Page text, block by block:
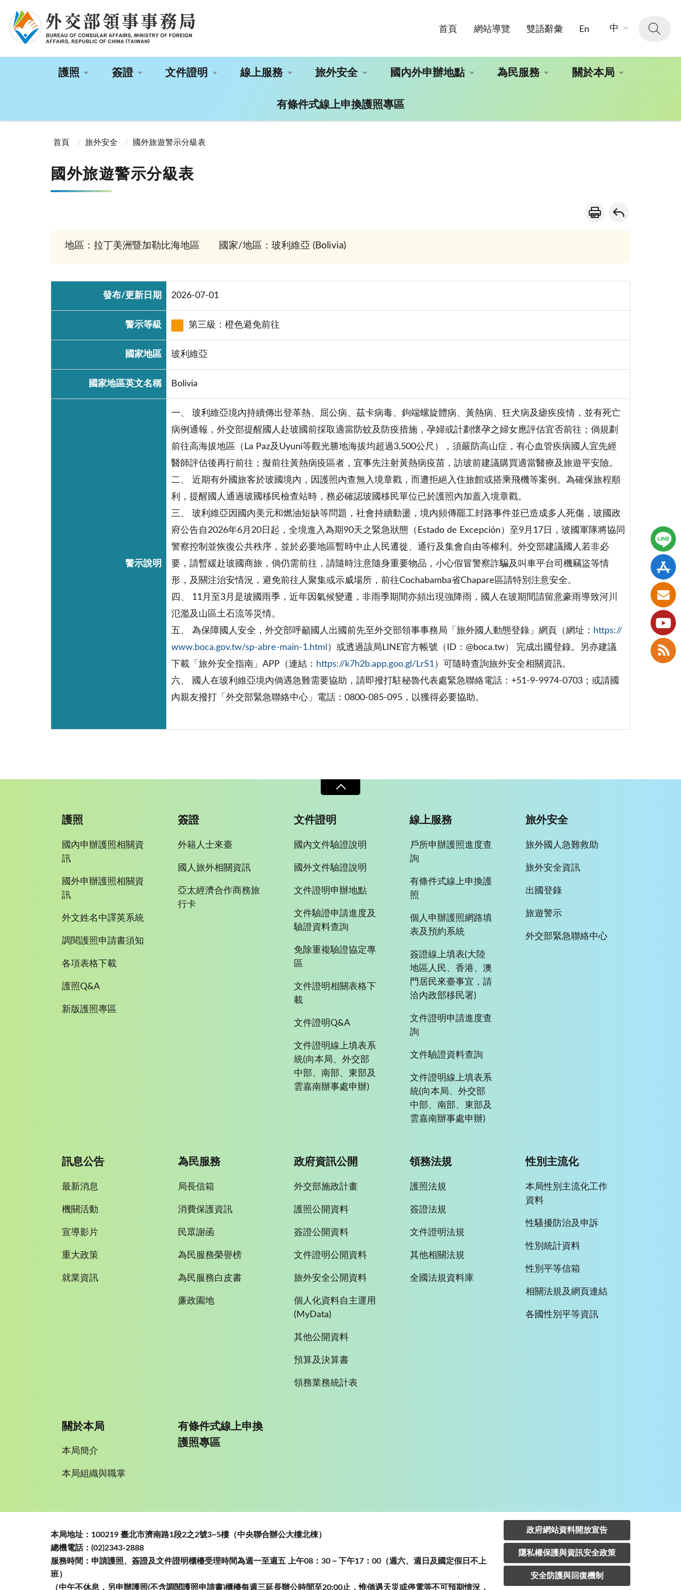
首頁 網站導覽 雙語辭彙 En 中
護照 簽證 文件證明 線上服務 旅外安全 國內外申辦地點 為民服務 關於本局
有條件式線上申換護照專區
首頁
旅外安全 國外旅遊警示分級表
國外旅遊警示分級表
地區：拉丁美洲暨加勒比海地區 國家/地區：玻利維亞 (Bolivia)
發布/更新日期 2026-07-01
警示等級 第三級：橙色避免前往
國家地區 玻利維亞
國家地區英文名稱 Bolivia
警示說明
一、 玻利維亞境內持續傳出登革熱、屈公病、茲卡病毒、鉤端螺旋體病、黃熱病、狂犬病及瘧疾疫情，並有死亡
病例通報，外交部提醒國人赴玻國前採取適當防蚊及防疫措施，孕婦或計劃懷孕之婦女應評估宜否前往；倘規劃
前往高海拔地區（La Paz及Uyuni等觀光勝地海拔均超過3,500公尺），須嚴防高山症，有心血管疾病國人宜先經
醫師評估後再行前往；擬前往黃熱病疫區者，宜事先注射黃熱病疫苗，訪玻前建議購買適當醫療及旅遊平安險。
二、 近期有外國旅客於玻國境內，因護照內查無入境章戳，而遭拒絕入住旅館或搭乘飛機等案例。為確保旅程順
利，提醒國人通過玻國移民檢查站時，務必確認玻國移民單位已於護照內加蓋入境章戳。
三、 玻利維亞因國內美元和燃油短缺等問題，社會持續動盪，境內頻傳罷工封路事件並已造成多人死傷，玻國政
府公告自2026年6月20日起，全境進入為期90天之緊急狀態（Estado de Excepción）至9月17日，玻國軍隊將協同
警察控制並恢復公共秩序，並於必要地區暫時中止人民遷徙、通行及集會自由等權利。外交部建議國人若非必
要，請暫緩赴玻國商旅，倘仍需前往，請隨時注意隨身重要物品，小心假冒警察詐騙及叫車平台司機竊盜等情
形，及關注治安情況，避免前往人聚集或示威場所，前往Cochabamba省Chapare區請特別注意安全。
四、 11月至3月是玻國雨季，近年因氣候變遷，非雨季期間亦頻出現強降雨，國人在玻期間請留意豪雨導致河川
氾濫及山區土石流等災情。
五、 為保障國人安全，外交部呼籲國人出國前先至外交部領事事務局「旅外國人動態登錄」網頁（網址：
https://
www.boca.gov.tw/sp-abre-main-1.html ）或透過該局LINE官方帳號（ID：@boca.tw） 完成出國登錄。另亦建議
下載「旅外安全指南」APP（連結：
https://k7h2b.app.goo.gl/LrS1）可隨時查詢旅外安全相關資訊。
六、 國人在玻利維亞境內倘遇急難需要協助，請即撥打駐秘魯代表處緊急聯絡電話：+51-9-9974-0703；或請國
內親友撥打「外交部緊急聯絡中心」電話：0800-085-095，以獲得必要協助。
護照
國內申辦護照相關資
訊
國外申辦護照相關資
訊
外文姓名中譯英系統
調閱護照申請書須知
各項表格下載
護照Q&A
新版護照專區
簽證
外籍人士來臺
國人旅外相關資訊
亞太經濟合作商務旅
行卡
文件證明
國內文件驗證說明
國外文件驗證說明
文件證明申辦地點
文件驗證申請進度及
驗證資料查詢
免除重複驗證協定專
區
文件證明相關表格下
載
文件證明Q&A
文件證明線上填表系
統(向本局、外交部
中部、南部、東部及
雲嘉南辦事處申辦)
線上服務
戶所申辦護照進度查
詢
有條件式線上申換護
照
個人申辦護照網路填
表及預約系統
簽證線上填表(大陸
地區人民、香港、澳
門居民來臺事宜，請
洽內政部移民署)
文件證明申請進度查
詢
文件驗證資料查詢
文件證明線上填表系
統(向本局、外交部
中部、南部、東部及
雲嘉南辦事處申辦)
旅外安全
旅外國人急難救助
旅外安全資訊
出國登錄
旅遊警示
外交部緊急聯絡中心
訊息公告
最新消息
機關活動
宣導影片
重大政策
就業資訊
為民服務
局長信箱
消費保護資訊
民眾謝函
為民服務榮譽榜
為民服務白皮書
廉政園地
政府資訊公開
外交部施政計畫
護照公開資料
簽證公開資料
文件證明公開資料
旅外安全公開資料
個人化資料自主運用
(MyData)
其他公開資料
預算及決算書
領務業務統計表
領務法規
護照法規
簽證法規
文件證明法規
其他相關法規
全國法規資料庫
性別主流化
本局性別主流化工作
資料
性騷擾防治及申訴
性別統計資料
性別平等信箱
相關法規及網頁連結
各國性別平等資訊
關於本局
本局簡介
本局組織與職掌
有條件式線上申換
護照專區
本局地址：100219 臺北市濟南路1段2之2號3~5樓（中央聯合辦公大樓北棟）
總機電話：(02)2343-2888
服務時間：申請護照、簽證及文件證明櫃檯受理時間為週一至週五 上午08：30－下午17：00（週六、週日及國定假日不上
班）
（中午不休息，另申辦護照(不含調閱護照申請書)櫃檯每週三延長辦公時間至20:00止，惟倘遇天災或停電等不可預期情況，
政府網站資料開放宣告
隱私權保護與資訊安全政策
安全防護與回復機制